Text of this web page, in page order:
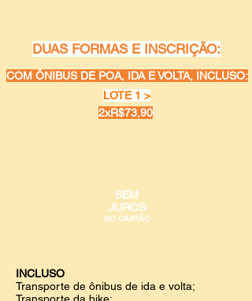
DUAS FORMAS E INSCRIÇÃO:
COM ÔNIBUS DE POA, IDA E VOLTA, INCLUSO:
LOTE 1 >
2xR$73,90
SEM
JUROS
NO CARTÃO
INCLUSO
Transporte de ônibus de ida e volta;